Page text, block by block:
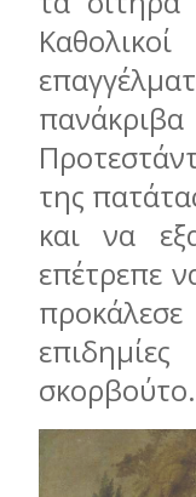
της
και να
επέτρεπε
σκορβούτο.